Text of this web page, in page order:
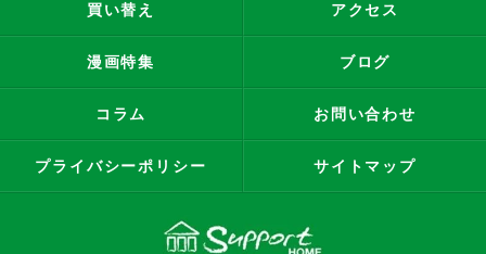
買い替え アクセス
漫画特集 ブログ
コラム お問い合わせ
プライバシーポリシー サイトマップ